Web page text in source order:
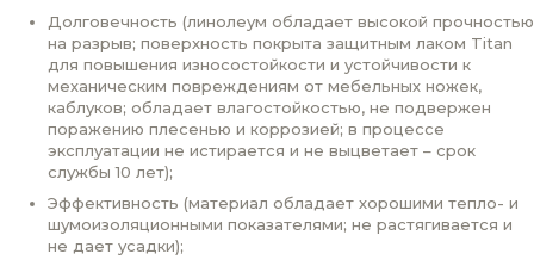
Долговечность (линолеум обладает высокой прочностью
на разрыв; поверхность покрыта защитным лаком Titan
для повышения износостойкости и устойчивости к
механическим повреждениям от мебельных ножек,
каблуков; обладает влагостойкостью, не подвержен
поражению плесенью и коррозией; в процессе
эксплуатации не истирается и не выцветает – срок
службы 10 лет);
Эффективность (материал обладает хорошими тепло- и
шумоизоляционными показателями; не растягивается и
не дает усадки);